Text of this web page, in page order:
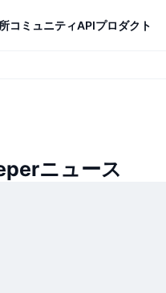
コミュニティAPIプロダクト
ニュース